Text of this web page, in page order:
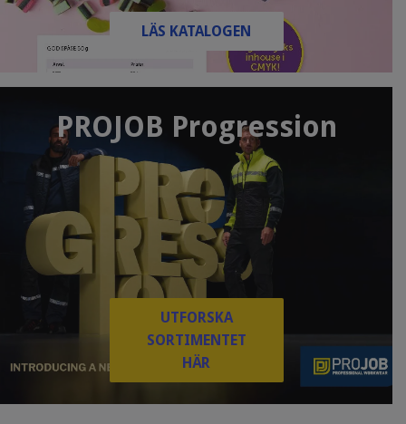
LÄS KATALOGEN
PROJOB Progression
UTFORSKA
SORTIMENTET
HÄR